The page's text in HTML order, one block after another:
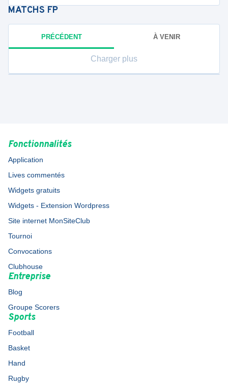
MATCHS FP
PRÉCÉDENT À VENIR
Charger plus
Fonctionnalités
Application
Lives commentés
Widgets gratuits
Widgets - Extension Wordpress
Site internet MonSiteClub
Tournoi
Convocations
Clubhouse
Entreprise
Blog
Groupe Scorers
Sports
Football
Basket
Hand
Rugby